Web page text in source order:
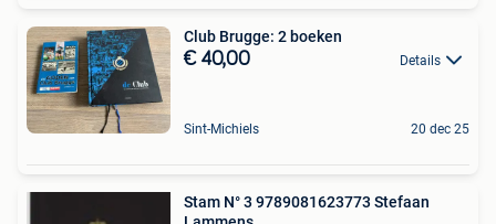
Club Brugge: 2 boeken
€ 40,00 Details
Sint-Michiels 20 dec 25
Stam N° 3 9789081623773 Stefaan